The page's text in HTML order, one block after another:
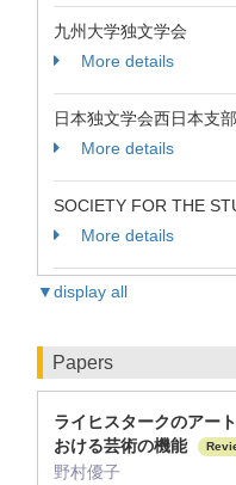
九州大学独文学会
More details
日本独文学会西日本支部
More details
SOCIETY FOR THE
More details
▼display all
Papers
ライヒスタークのアー
おける芸術の機能
野村優子